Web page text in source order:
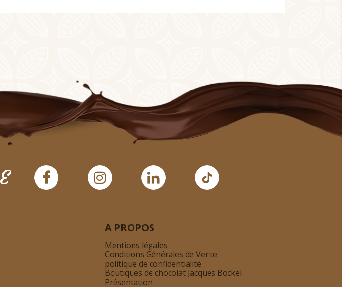
A PROPOS
Mentions légales
Conditions Générales de Vente
politique de confidentialité
Boutiques de chocolat Jacques Bockel
Présentation